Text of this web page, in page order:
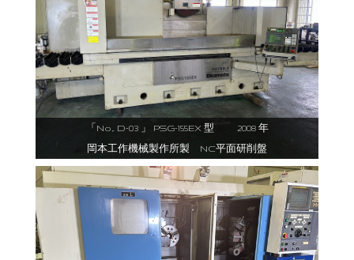
「No,. D-03 」 PSG-155EX 型 2008 年
岡本工作機械製作所製 NC平面研削盤